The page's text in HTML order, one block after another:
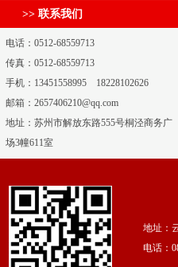
>> 联系我们
电话：0512-68559713
传真：0512-68559713
手机：13451558995 18228102626
邮箱：2657406210@qq.com
地址：苏州市解放东路555号桐泾商务广
场3幢611室
地址：
电话：